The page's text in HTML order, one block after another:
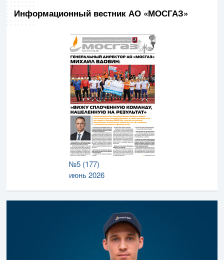
Информационный вестник АО «МОСГАЗ»
№5 (177)
июнь 2026